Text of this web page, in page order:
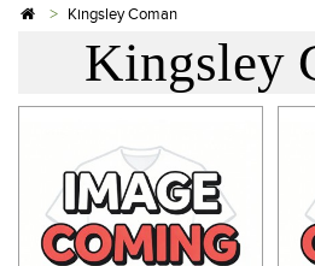
Kingsley Coman
Kingsley